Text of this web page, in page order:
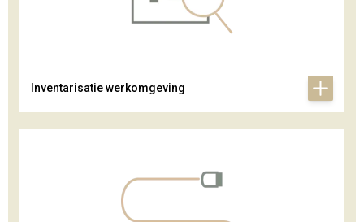
Inventarisatie werkomgeving